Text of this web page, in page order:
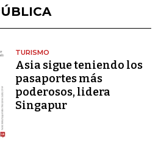
TURISMO
Asia sigue teniendo los
pasaportes más
poderosos, lidera
Singapur